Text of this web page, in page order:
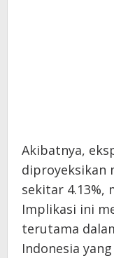
Akibatnya,
diproyeksikan
sekitar 4.13%,
Implikasi ini
terutama
Indonesia